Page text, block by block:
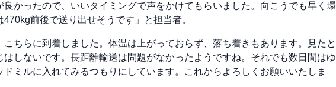
かったので、いいタイミングで声をかけてもらいました。向こうでも早く環
前後で送り出せそうです」と担当者。
ちらに到着しました。体温は上がっておらず、落ち着きもあります。見たと
しないです。長距離輸送は問題がなかったようですね。それでも数日間はゆ
ミルに入れてみるつもりにしています。これからよろしくお願いいたしま